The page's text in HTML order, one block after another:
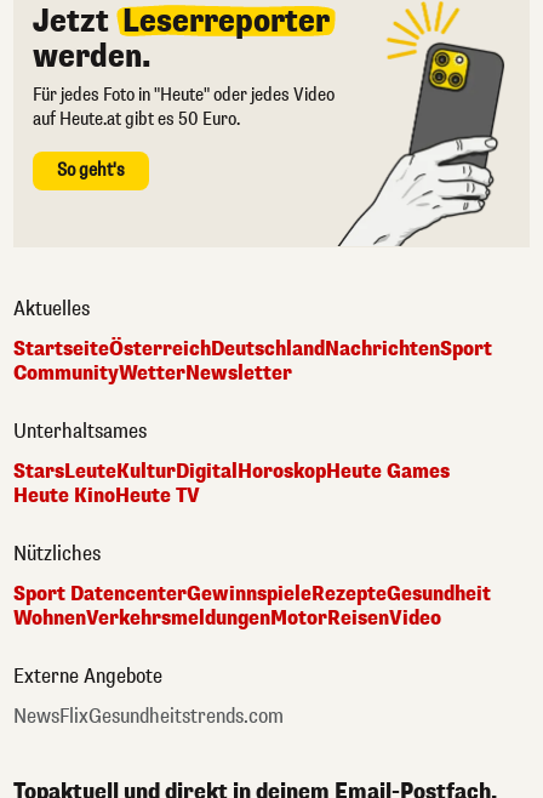
Jetzt Leserreporter
werden.
Für jedes Foto in "Heute" oder jedes Video
auf Heute.at gibt es 50 Euro.
So geht's
Aktuelles
StartseiteÖsterreichDeutschlandNachrichtenSport
CommunityWetterNewsletter
Unterhaltsames
StarsLeuteKulturDigitalHoroskopHeute Games
Heute KinoHeute TV
Nützliches
Sport DatencenterGewinnspieleRezepteGesundheit
WohnenVerkehrsmeldungenMotorReisenVideo
Externe Angebote
NewsFlixGesundheitstrends.com